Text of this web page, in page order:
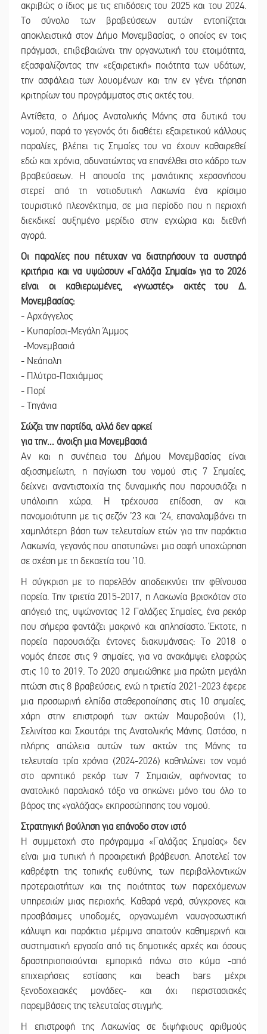
ακριβώς ο ίδιος με τις επιδόσεις του 2025 και του 2024.
Το σύνολο των βραβεύσεων αυτών εντοπίζεται
αποκλειστικά στον Δήμο Μονεμβασίας, ο οποίος εν τοις
πράγμασι, επιβεβαιώνει την οργανωτική του ετοιμότητα,
εξασφαλίζοντας την «εξαιρετική» ποιότητα των υδάτων,
την ασφάλεια των λουομένων και την εν γένει τήρηση
κριτηρίων του προγράμματος στις ακτές του.
Αντίθετα, ο Δήμος Ανατολικής Μάνης στα δυτικά του
νομού, παρά το γεγονός ότι διαθέτει εξαιρετικού κάλλους
παραλίες, βλέπει τις Σημαίες του να έχουν καθαιρεθεί
εδώ και χρόνια, αδυνατώντας να επανέλθει στο κάδρο των
βραβεύσεων. Η απουσία της μανιάτικης χερσονήσου
στερεί από τη νοτιοδυτική Λακωνία ένα κρίσιμο
τουριστικό πλεονέκτημα, σε μια περίοδο που η περιοχή
διεκδικεί αυξημένο μερίδιο στην εγχώρια και διεθνή
αγορά.
Οι παραλίες που πέτυχαν να διατηρήσουν τα αυστηρά
κριτήρια και να υψώσουν «Γαλάζια Σημαία» για το 2026
είναι οι καθιερωμένες, «γνωστές» ακτές του Δ.
Μονεμβασίας:
- Αρχάγγελος
- Κυπαρίσσι-Μεγάλη Άμμος
-Μονεμβασιά
- Νεάπολη
- Πλύτρα-Παχιάμμος
- Πορί
- Τηγάνια
Σώζει την παρτίδα, αλλά δεν αρκεί
για την… άνοιξη μια Μονεμβασιά
Αν και η συνέπεια του Δήμου Μονεμβασίας είναι
αξιοσημείωτη, η παγίωση του νομού στις 7 Σημαίες,
δείχνει αναντιστοιχία της δυναμικής που παρουσιάζει η
υπόλοιπη χώρα. Η τρέχουσα επίδοση, αν και
πανομοιότυπη με τις σεζόν ’23 και ‘24, επαναλαμβάνει τη
χαμηλότερη βάση των τελευταίων ετών για την παράκτια
Λακωνία, γεγονός που αποτυπώνει μια σαφή υποχώρηση
σε σχέση με τη δεκαετία του ’10.
Η σύγκριση με το παρελθόν αποδεικνύει την φθίνουσα
πορεία. Την τριετία 2015-2017, η Λακωνία βρισκόταν στο
απόγειό της, υψώνοντας 12 Γαλάζιες Σημαίες, ένα ρεκόρ
που σήμερα φαντάζει μακρινό και απλησίαστο. Έκτοτε, η
πορεία παρουσιάζει έντονες διακυμάνσεις: Το 2018 ο
νομός έπεσε στις 9 σημαίες, για να ανακάμψει ελαφρώς
στις 10 το 2019. Το 2020 σημειώθηκε μια πρώτη μεγάλη
πτώση στις 8 βραβεύσεις, ενώ η τριετία 2021-2023 έφερε
μια προσωρινή ελπίδα σταθεροποίησης στις 10 σημαίες,
χάρη στην επιστροφή των ακτών Μαυροβούνι (1),
Σελινίτσα και Σκουτάρι της Ανατολικής Μάνης. Ωστόσο, η
πλήρης απώλεια αυτών των ακτών της Μάνης τα
τελευταία τρία χρόνια (2024-2026) καθηλώνει τον νομό
στο αρνητικό ρεκόρ των 7 Σημαιών, αφήνοντας το
ανατολικό παραλιακό τόξο να σηκώνει μόνο του όλο το
βάρος της «γαλάζιας» εκπροσώπησης του νομού.
Στρατηγική βούληση για επάνοδο στον ιστό
Η συμμετοχή στο πρόγραμμα «Γαλάζιας Σημαίας» δεν
είναι μια τυπική ή προαιρετική βράβευση. Αποτελεί τον
καθρέφτη της τοπικής ευθύνης, των περιβαλλοντικών
προτεραιοτήτων και της ποιότητας των παρεχόμενων
υπηρεσιών μιας περιοχής. Καθαρά νερά, σύγχρονες και
προσβάσιμες υποδομές, οργανωμένη ναυαγοσωστική
κάλυψη και παράκτια μέριμνα απαιτούν καθημερινή και
συστηματική εργασία από τις δημοτικές αρχές και όσους
δραστηριοποιούνται εμπορικά πάνω στο κύμα -από
επιχειρήσεις εστίασης και beach bars μέχρι
ξενοδοχειακές μονάδες- και όχι περιστασιακές
παρεμβάσεις της τελευταίας στιγμής.
Η επιστροφή της Λακωνίας σε διψήφιους αριθμούς